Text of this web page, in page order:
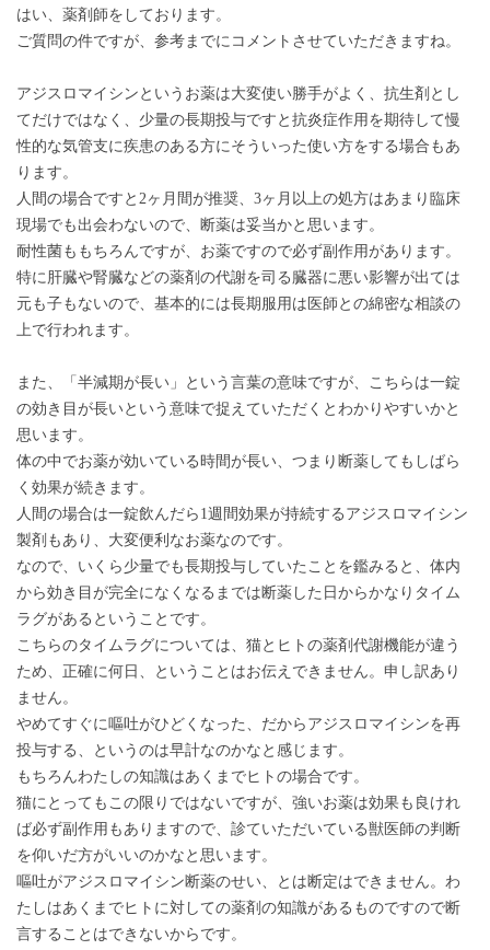
はい、薬剤師をしております。
ご質問の件ですが、参考までにコメントさせていただきますね。
アジスロマイシンというお薬は大変使い勝手がよく、抗生剤とし
てだけではなく、少量の長期投与ですと抗炎症作用を期待して慢
性的な気管支に疾患のある方にそういった使い方をする場合もあ
ります。
人間の場合ですと2ヶ月間が推奨、3ヶ月以上の処方はあまり臨床
現場でも出会わないので、断薬は妥当かと思います。
耐性菌ももちろんですが、お薬ですので必ず副作用があります。
特に肝臓や腎臓などの薬剤の代謝を司る臓器に悪い影響が出ては
元も子もないので、基本的には長期服用は医師との綿密な相談の
上で行われます。
また、「半減期が長い」という言葉の意味ですが、こちらは一錠
の効き目が長いという意味で捉えていただくとわかりやすいかと
思います。
体の中でお薬が効いている時間が長い、つまり断薬してもしばら
く効果が続きます。
人間の場合は一錠飲んだら1週間効果が持続するアジスロマイシン
製剤もあり、大変便利なお薬なのです。
なので、いくら少量でも長期投与していたことを鑑みると、体内
から効き目が完全になくなるまでは断薬した日からかなりタイム
ラグがあるということです。
こちらのタイムラグについては、猫とヒトの薬剤代謝機能が違う
ため、正確に何日、ということはお伝えできません。申し訳あり
ません。
やめてすぐに嘔吐がひどくなった、だからアジスロマイシンを再
投与する、というのは早計なのかなと感じます。
もちろんわたしの知識はあくまでヒトの場合です。
猫にとってもこの限りではないですが、強いお薬は効果も良けれ
ば必ず副作用もありますので、診ていただいている獣医師の判断
を仰いだ方がいいのかなと思います。
嘔吐がアジスロマイシン断薬のせい、とは断定はできません。わ
たしはあくまでヒトに対しての薬剤の知識があるものですので断
言することはできないからです。